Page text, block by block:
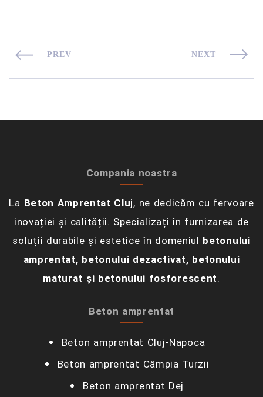
PREV NEXT
Compania noastra
La Beton Amprentat Cluj, ne dedicăm cu fervoare
inovației și calității. Specializați în furnizarea de
soluții durabile și estetice în domeniul betonului
amprentat, betonului dezactivat, betonului
maturat și betonului fosforescent.
Beton amprentat
Beton amprentat Cluj-Napoca
Beton amprentat Câmpia Turzii‎
Beton amprentat Dej